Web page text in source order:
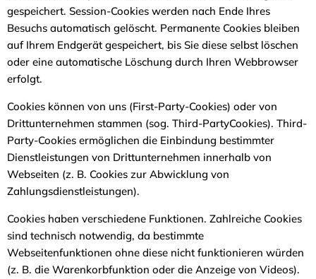
gespeichert. Session-Cookies werden nach Ende Ihres
Besuchs automatisch gelöscht. Permanente Cookies bleiben
auf Ihrem Endgerät gespeichert, bis Sie diese selbst löschen
oder eine automatische Löschung durch Ihren Webbrowser
erfolgt.
Cookies können von uns (First-Party-Cookies) oder von
Drittunternehmen stammen (sog. Third-PartyCookies). Third-
Party-Cookies ermöglichen die Einbindung bestimmter
Dienstleistungen von Drittunternehmen innerhalb von
Webseiten (z. B. Cookies zur Abwicklung von
Zahlungsdienstleistungen).
Cookies haben verschiedene Funktionen. Zahlreiche Cookies
sind technisch notwendig, da bestimmte
Webseitenfunktionen ohne diese nicht funktionieren würden
(z. B. die Warenkorbfunktion oder die Anzeige von Videos).